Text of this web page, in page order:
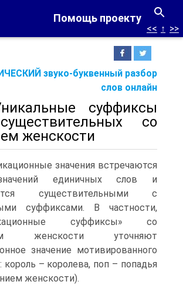
Помощь проекту
звуко-буквенный разбор
слов онлайн
<< ↑ >>
суффиксы
со
женскости
значения встречаются
единичных слов и
существительными с
суффиксами. В частности,
суффиксы» со
женскости уточняют
значение мотивированного
король – королева, поп – попадья
женскости).